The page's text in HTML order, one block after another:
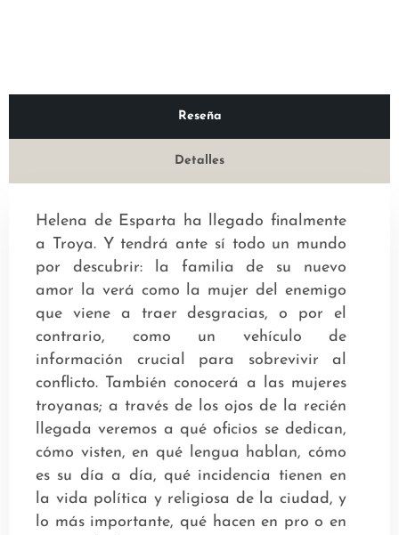
Reseña
Detalles
Helena de Esparta ha llegado finalmente
a Troya. Y tendrá ante sí todo un mundo
por descubrir: la familia de su nuevo
amor la verá como la mujer del enemigo
que viene a traer desgracias, o por el
contrario, como un vehículo de
información crucial para sobrevivir al
conflicto. También conocerá a las mujeres
troyanas; a través de los ojos de la recién
llegada veremos a qué oficios se dedican,
cómo visten, en qué lengua hablan, cómo
es su día a día, qué incidencia tienen en
la vida política y religiosa de la ciudad, y
lo más importante, qué hacen en pro o en